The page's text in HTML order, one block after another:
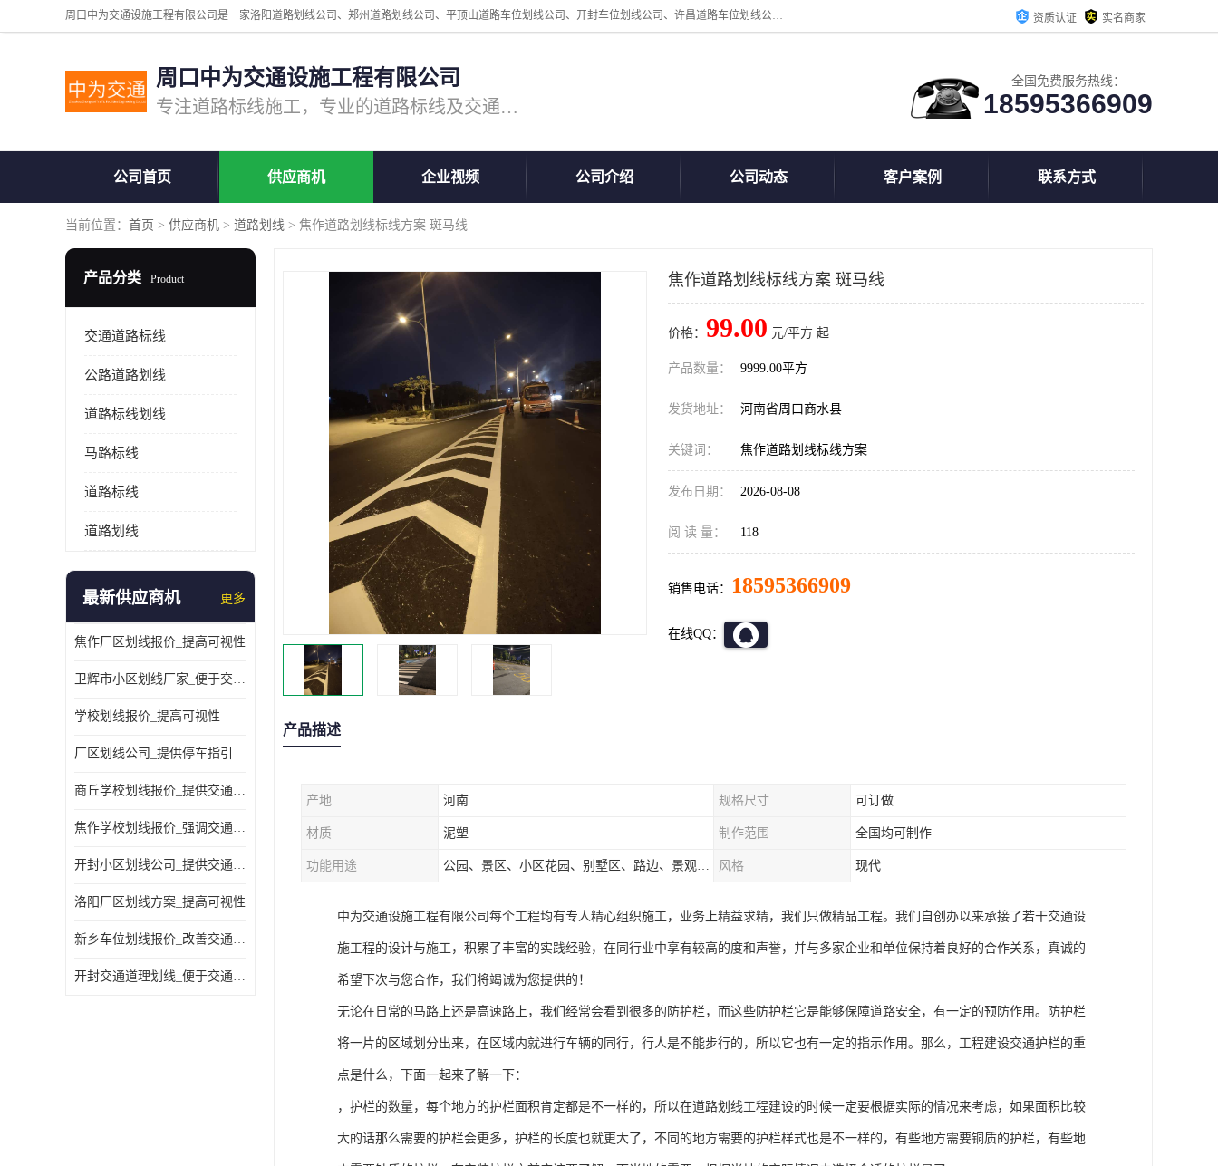
周口中为交通设施工程有限公司是一家洛阳道路划线公司、郑州道路划线公司、平顶山道路车位划线公司、开封车位划线公司、许昌道路车位划线公司、漯河道路车位划线公司，公司始终坚持“诚信、匠心、专注”的宗旨；我们的经营理念是：的服务。 资质认证 实名商家
周口中为交通设施工程有限公司
专注道路标线施工，专业的道路标线及交通设施施工服务商!
全国免费服务热线：
18595366909
公司首页 供应商机 企业视频 公司介绍 公司动态 客户案例 联系方式
当前位置： 首页 > 供应商机 > 道路划线 > 焦作道路划线标线方案 斑马线
产品分类 Product
交通道路标线
公路道路划线
道路标线划线
马路标线
道路标线
道路划线
最新供应商机 更多
焦作厂区划线报价_提高可视性
卫辉市小区划线厂家_便于交通管理
学校划线报价_提高可视性
厂区划线公司_提供停车指引
商丘学校划线报价_提供交通信息
焦作学校划线报价_强调交通规则
开封小区划线公司_提供交通信息
洛阳厂区划线方案_提高可视性
新乡车位划线报价_改善交通效率
开封交通道理划线_便于交通管理
焦作道路划线标线方案 斑马线
价格： 99.00 元/平方 起
产品数量： 9999.00平方
发货地址： 河南省周口商水县
关键词： 焦作道路划线标线方案
发布日期： 2026-08-08
阅 读 量： 118
销售电话： 18595366909
在线QQ：
产品描述
产地 河南 规格尺寸 可订做
材质 泥塑 制作范围 全国均可制作
功能用途 公园、景区、小区花园、别墅区、路边、景观河道、水库堤坝、市政桥梁、公路交通和园林景观装饰工程等 风格 现代
中为交通设施工程有限公司每个工程均有专人精心组织施工，业务上精益求精，我们只做精品工程。我们自创办以来承接了若干交通设
施工程的设计与施工，积累了丰富的实践经验，在同行业中享有较高的度和声誉，并与多家企业和单位保持着良好的合作关系，真诚的
希望下次与您合作，我们将竭诚为您提供的！
无论在日常的马路上还是高速路上，我们经常会看到很多的防护栏，而这些防护栏它是能够保障道路安全，有一定的预防作用。防护栏
将一片的区域划分出来，在区域内就进行车辆的同行，行人是不能步行的，所以它也有一定的指示作用。那么，工程建设交通护栏的重
点是什么，下面一起来了解一下：
，护栏的数量，每个地方的护栏面积肯定都是不一样的，所以在道路划线工程建设的时候一定要根据实际的情况来考虑，如果面积比较
大的话那么需要的护栏会更多，护栏的长度也就更大了，不同的地方需要的护栏样式也是不一样的，有些地方需要铜质的护栏，有些地